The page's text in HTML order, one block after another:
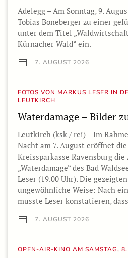
Adelegg – Am Sonntag, 9.
Tobias Boneberger zu einer
unter dem Titel
Kürnacher Wald“ ein.
7. AUGUST 2026
FOTOS VON MARKUS LESER IN
LEUTKIRCH
Waterdamage – Bilder
Leutkirch (ksk / rei) – Im
Nacht am 7. August eröffnet
Kreissparkasse Ravensburg
„Waterdamage“ des Bad
Leser (19.00 Uhr). Die
ungewöhnliche Weise: Nach
musste Leser konstatieren,
7. AUGUST 2026
OPEN-AIR-KINO AM SAMSTAG,